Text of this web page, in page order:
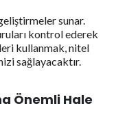
sunar.
kontrol ederek
kullanmak, nitel
sağlayacaktır.
Önemli Hale